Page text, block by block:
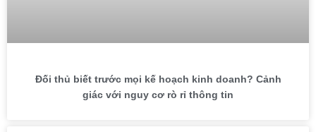
Đối thủ biết trước mọi kế hoạch kinh doanh? Cảnh
giác với nguy cơ rò rỉ thông tin